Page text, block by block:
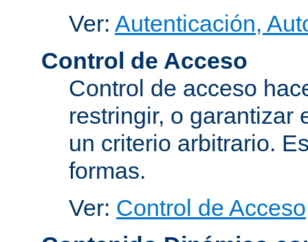
Ver: Autenticación,
Control de Acceso
Control de acceso
restringir, o garantizar
un criterio arbitrario.
formas.
Ver: Control de Acceso